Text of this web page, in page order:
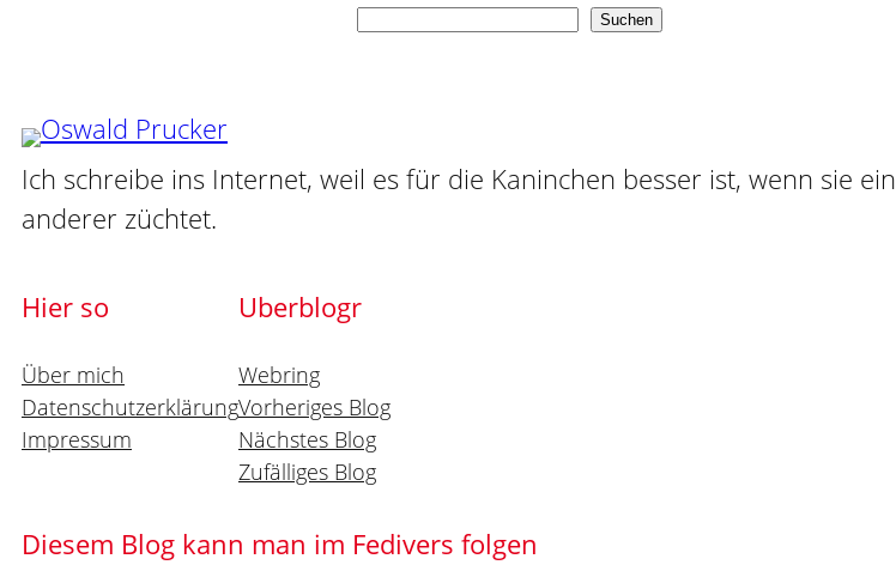
Suchen
Ich schreibe ins Internet, weil es für die Kaninchen besser ist, wenn sie ein
anderer züchtet.
Hier so
Über mich
Datenschutzerklärung
Impressum
Uberblogr
Webring
Vorheriges Blog
Nächstes Blog
Zufälliges Blog
Diesem Blog kann man im Fedivers folgen